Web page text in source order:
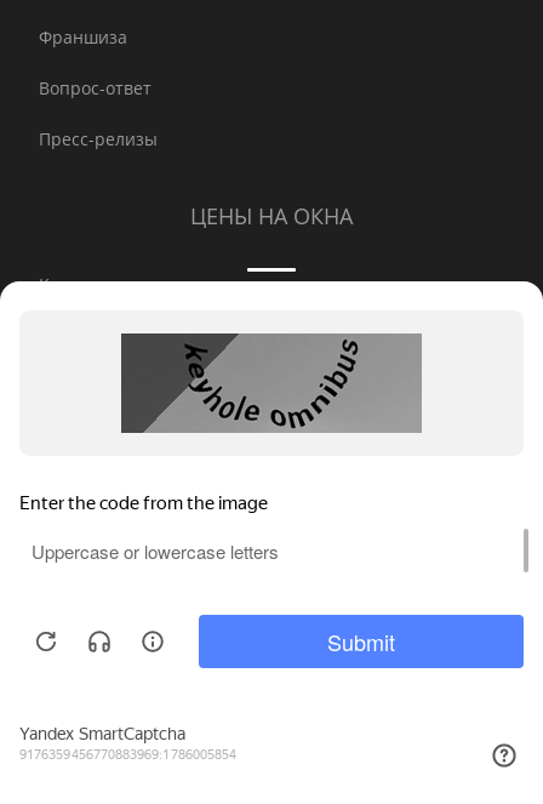
Франшиза
Вопрос-ответ
Пресс-релизы
ЦЕНЫ НА ОКНА
Калькулятор окон
Рассрочка на окна
Цены на пластиковые окна Kaleva
Принимаем к оплате:
Мы используем файлы cookie, метрические программы и системы
ПРИНЯТЬ